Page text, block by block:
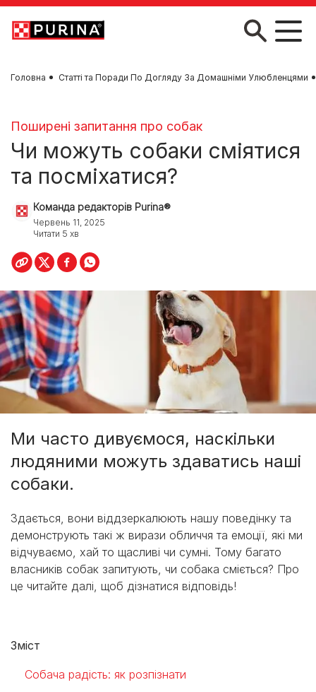
Skip to main content
Головна Статті та Поради По Догляду За Домашніми Улюбленцями
Поширені запитання про собак
Чи можуть собаки сміятися
та посміхатися?
Команда редакторів Purina®
Червень 11, 2025
Читати 5 хв
Ми часто дивуємося, наскільки
людяними можуть здаватись наші
собаки.
Здається, вони віддзеркалюють нашу поведінку та
демонструють такі ж вирази обличчя та емоції, які ми
відчуваємо, хай то щасливі чи сумні. Тому багато
власників собак запитують, чи собака сміється? Про
це читайте далі, щоб дізнатися відповідь!
Зміст
Собача радість: як розпізнати